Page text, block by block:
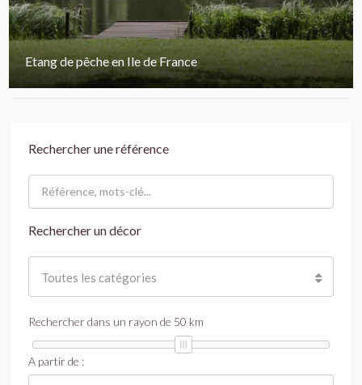
Etang de pêche en Ile de France
Rechercher une référence
Rechercher un décor
Toutes les catégories
Rechercher dans un rayon de 50 km
A partir de :